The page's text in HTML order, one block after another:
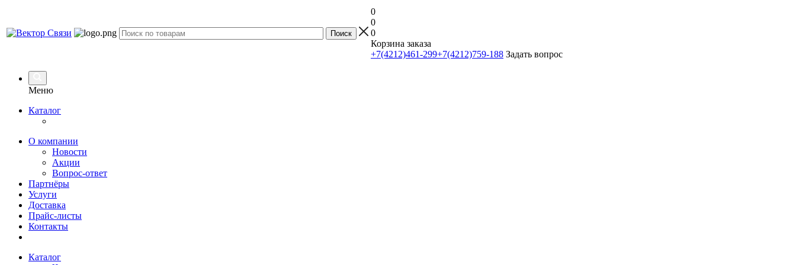
0
0
0
Корзина заказа
+7(4212)461-299+7(4212)759-188 Задать вопрос
Меню
Каталог
О компании
Новости
Акции
Вопрос-ответ
Партнёры
Услуги
Доставка
Прайс-листы
Контакты
Каталог